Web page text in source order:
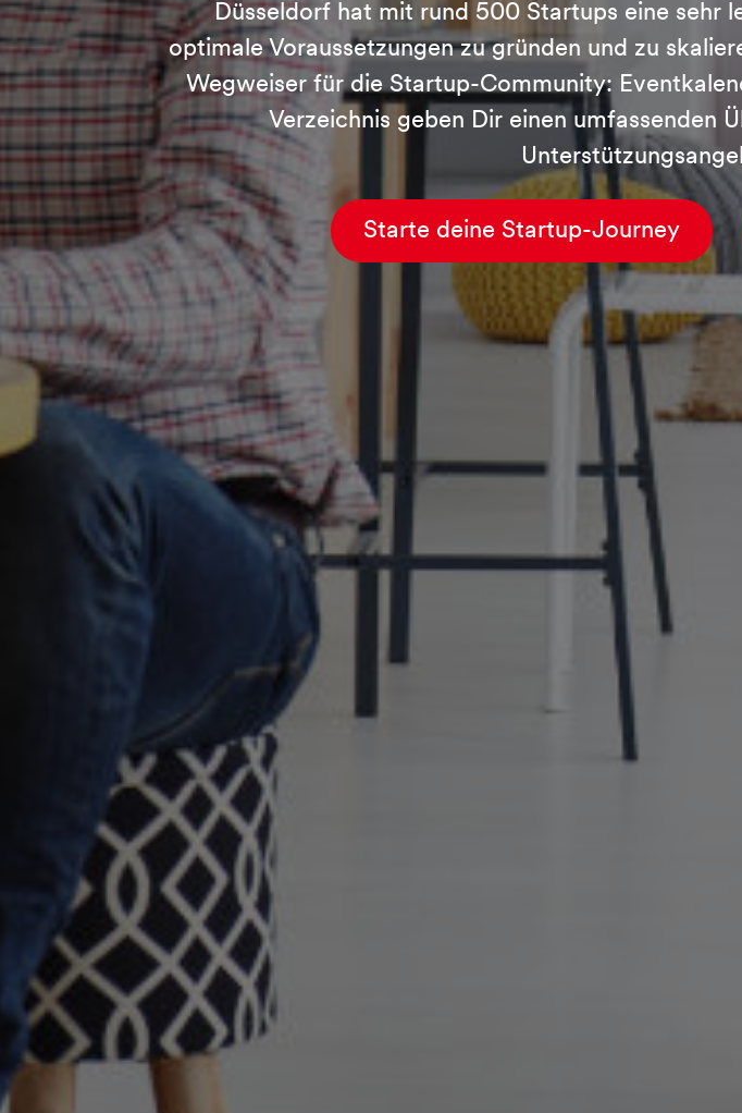
Düsseldorf hat mit rund 500 Startups eine sehr
optimale Voraussetzungen zu gründen und zu
Wegweiser für die Startup-Community:
Verzeichnis geben Dir einen umfassenden
Starte deine Startup-Journey